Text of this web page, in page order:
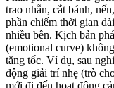
trao nhẫn, cắt bánh,
phần chiếm thời gian
nhiều bên. Kịch bản
(emotional curve)
tăng tốc. Ví dụ, sau
động giải trí nhẹ (trò
mới đi đến hoạt động